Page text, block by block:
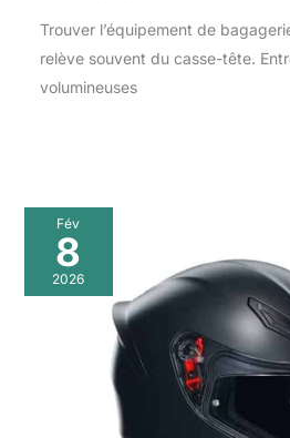
Trouver l’équipement de
relève souvent du casse-tête.
volumineuses
Fév
8
2026